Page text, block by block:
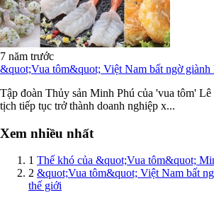
7 năm trước
&quot;Vua tôm&quot; Việt Nam bất ngờ giành
Tập đoàn Thủy sản Minh Phú của 'vua tôm'
tịch tiếp tục trở thành doanh nghiệp x...
Xem nhiều nhất
1 Thế khó của &quot;Vua tôm&quot;
2 &quot;Vua tôm&quot; Việt Nam bất
thế giới